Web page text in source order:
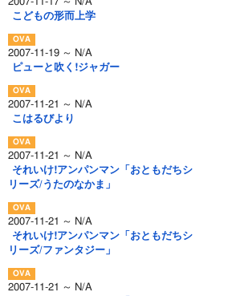
こどもの形而上学
2007-11-19 ～ N/A
ピューと吹く!ジャガー
2007-11-21 ～ N/A
こはるびより
2007-11-21 ～ N/A
それいけ!アンパンマン「おともだちシ
リーズ/うたのなかま」
2007-11-21 ～ N/A
それいけ!アンパンマン「おともだちシ
リーズ/ファンタジー」
2007-11-21 ～ N/A